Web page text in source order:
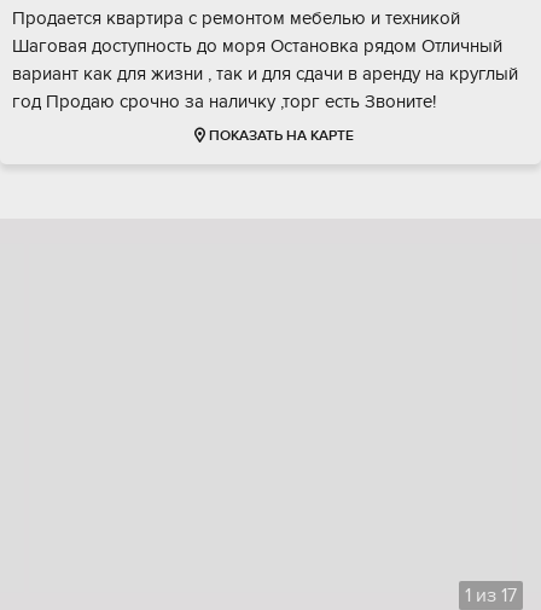
Продается квартира с ремонтом мебелью и техникой
Шаговая доступность до моря Остановка рядом Отличный
вариант как для жизни , так и для сдачи в аренду на круглый
год Продаю срочно за наличку ,торг есть Звоните!
ПОКАЗАТЬ НА КАРТЕ
1 из 17